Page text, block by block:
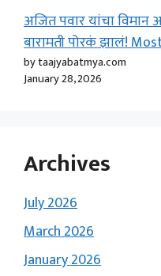
अजित पवार यांचा विमान
बारामती पोरकं झालं!
by taajyabatmya.com
January 28, 2026
Archives
July 2026
March 2026
January 2026